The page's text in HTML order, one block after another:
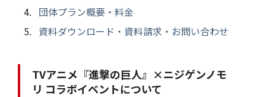
団体プラン概要・料金
資料ダウンロード・資料請求・お問い合わせ
TVアニメ『進撃の巨人』×ニジゲンノモ
リ コラボイベントについて